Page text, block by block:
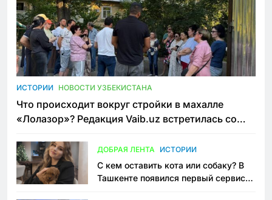
ИСТОРИИ НОВОСТИ УЗБЕКИСТАНА
Что происходит вокруг стройки в махалле
«Лолазор»? Редакция Vaib.uz встретилась со
ДОБРАЯ ЛЕНТА ИСТОРИИ
С кем оставить кота или собаку? В
Ташкенте появился первый сервис